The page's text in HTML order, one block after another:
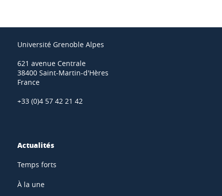
Université Grenoble Alpes
621 avenue Centrale
38400 Saint-Martin-d'Hères
France
+33 (0)4 57 42 21 42
Actualités
Temps forts
À la une